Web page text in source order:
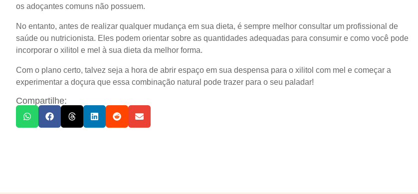
os adoçantes comuns não possuem.
No entanto, antes de realizar qualquer mudança em sua dieta, é sempre melhor consultar um profissional de
saúde ou nutricionista. Eles podem orientar sobre as quantidades adequadas para consumir e como você pode
incorporar o xilitol e mel à sua dieta da melhor forma.
Com o plano certo, talvez seja a hora de abrir espaço em sua despensa para o xilitol com mel e começar a
experimentar a doçura que essa combinação natural pode trazer para o seu paladar!
Compartilhe: